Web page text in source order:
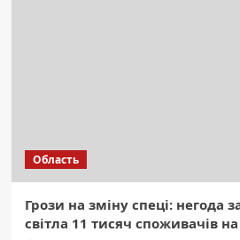
Область
Грози на зміну спеці: негода
світла 11 тисяч споживачів